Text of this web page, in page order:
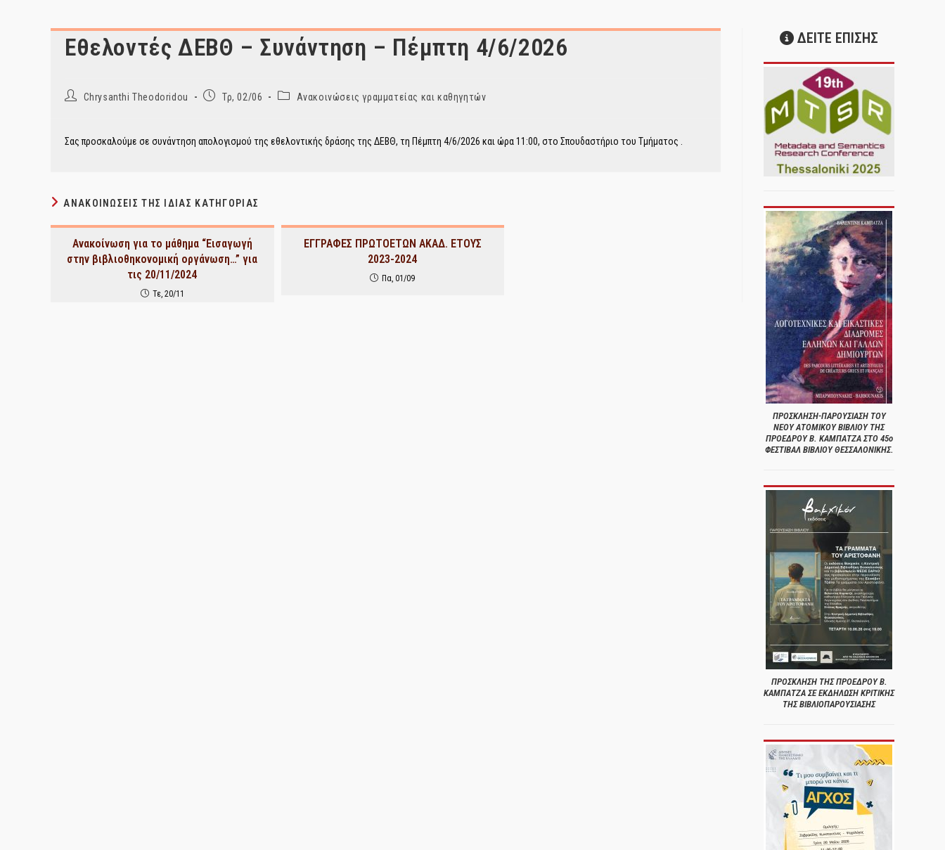
Εθελοντές ΔΕΒΘ – Συνάντηση – Πέμπτη 4/6/2026
PostChrysanthi Theodoridou
PostΤρ, 02/06
PostΑνακοινώσεις γραμματείας και καθηγητών
Σας προσκαλούμε σε συνάντηση απολογισμού της εθελοντικής δράσης της ΔΕΒΘ, τη Πέμπτη 4/6/2026 και ώρα 11:00, στο Σπουδαστήριο του Τμήματος .
ΑΝΑΚΟΙΝΏΣΕΙΣ ΤΗΣ ΊΔΙΑΣ ΚΑΤΗΓΟΡΊΑΣ
Ανακοίνωση για το μάθημα “Εισαγωγή
στην βιβλιοθηκονομική οργάνωση…” για
τις 20/11/2024
Τε, 20/11
ΕΓΓΡΑΦΕΣ ΠΡΩΤΟΕΤΩΝ ΑΚΑΔ. ΕΤΟΥΣ
2023-2024
Πα, 01/09
ΔΕΙΤΕ ΕΠΙΣΗΣ
ΠΡΟΣΚΛΗΣΗ-ΠΑΡΟΥΣΙΑΣΗ ΤΟΥ
ΝΕΟΥ ΑΤΟΜΙΚΟΥ ΒΙΒΛΙΟΥ ΤΗΣ
ΠΡΟΕΔΡΟΥ Β. ΚΑΜΠΑΤΖΑ ΣΤΟ 45ο
ΦΕΣΤΙΒΑΛ ΒΙΒΛΙΟΥ ΘΕΣΣΑΛΟΝΙΚΗΣ.
ΠΡΟΣΚΛΗΣΗ ΤΗΣ ΠΡΟΕΔΡΟΥ Β.
ΚΑΜΠΑΤΖΑ ΣΕ ΕΚΔΗΛΩΣΗ ΚΡΙΤΙΚΗΣ
ΤΗΣ ΒΙΒΛΙΟΠΑΡΟΥΣΙΑΣΗΣ